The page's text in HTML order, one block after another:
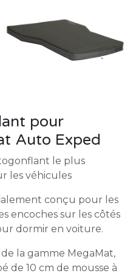
pour
Auto Exped
le plus
les véhicules
conçu pour les
encoches sur les côtés
dormir en voiture.
la gamme MegaMat,
de 10 cm de mousse à